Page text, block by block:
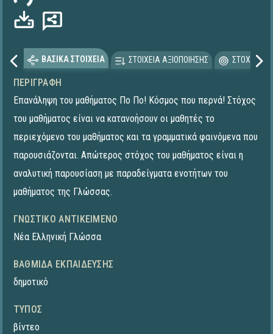
ΒΑΣΙΚΑ ΣΤΟΙΧΕΙΑ ΣΤΟΙΧΕΙΑ ΑΞΙΟΠΟΙΗΣΗΣ
ΠΕΡΙΓΡΑΦΉ
Επανάληψη του μαθήματος Πο Πο! Κόσμος που περνά! Στόχος
του μαθήματος είναι να κατανοήσουν οι μαθητές το
περιεχόμενο του μαθήματος και τα γραμματικά φαινόμενα που
παρουσιάζονται. Απώτερος στόχος του μαθήματος είναι η
αναλυτική παρουσίαση με παραδείγματα ενοτήτων του
μαθήματος της Γλώσσας.
ΓΝΩΣΤΙΚΌ ΑΝΤΙΚΕΊΜΕΝΟ
Νέα Ελληνική Γλώσσα
ΒΑΘΜΊΔΑ ΕΚΠΑΊΔΕΥΣΗΣ
δημοτικό
ΤΎΠΟΣ
βίντεο